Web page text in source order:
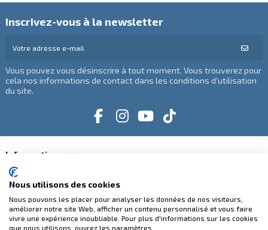
Inscrivez-vous à la newsletter
Vous pouvez vous désinscrire à tout moment. Vous trouverez pour
cela nos informations de contact dans les conditions d'utilisation
du site.
Informations
Catégories
Contactez-nous
Nous utilisons des cookies
Nous pouvons les placer pour analyser les données de nos visiteurs,
améliorer notre site Web, afficher un contenu personnalisé et vous faire
vivre une expérience inoubliable. Pour plus d'informations sur les cookies
que nous utilisons, ouvrez les paramètres.